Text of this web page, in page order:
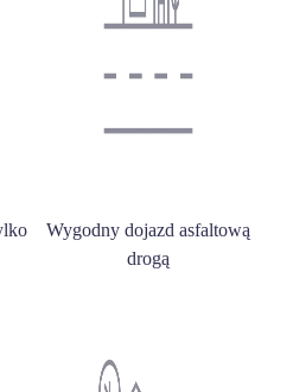
Wygodny dojazd asfaltową
drogą